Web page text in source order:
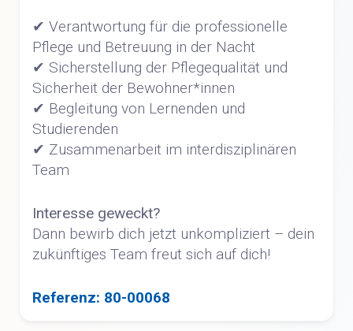
✔ Verantwortung für die professionelle
Pflege und Betreuung in der Nacht
✔ Sicherstellung der Pflegequalität und
Sicherheit der Bewohner*innen
✔ Begleitung von Lernenden und
Studierenden
✔ Zusammenarbeit im interdisziplinären
Team
Interesse geweckt?
Dann bewirb dich jetzt unkompliziert – dein
zukünftiges Team freut sich auf dich!
Referenz: 80-00068